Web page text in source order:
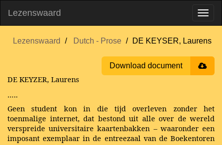
Lezenswaard
Lezenswaard Dutch - Prose DE KEYSER, Laurens
Download document
DE KEYZER, Laurens
…..
Geen student kon in die tijd overleven zonder het
toenmalige internet, dat bestond uit alle over de wereld
verspreide universitaire kaartenbakken – waaronder een
imposant exemplaar in de entreezaal van de Boekentoren